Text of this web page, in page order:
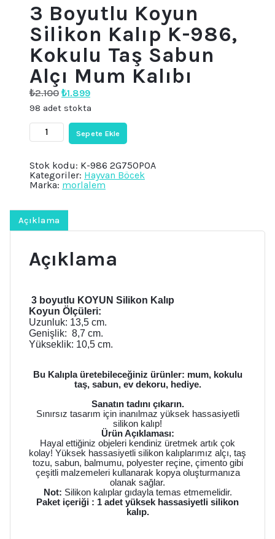
3 Boyutlu Koyun
Silikon Kalıp K-986,
Kokulu Taş Sabun
Alçı Mum Kalıbı
₺2.100 Orijinal
₺2.100.
₺1.899Şu
fiyat:
₺1.899.
98 adet stokta
3
Boyutlu
Kalıp
K-
986,
Sabun
Alçı
Mum
adet
Sepete Ekle
Stok kodu: K-986 2G750POA
Kategoriler: Hayvan Böcek
Marka: morlalem
Açıklama
Açıklama
3 boyutlu KOYUN Silikon Kalıp
Koyun Ölçüleri:
Uzunluk: 13,5 cm.
Genişlik: 8,7 cm.
Yükseklik: 10,5 cm.
Bu Kalıpla üretebileceğiniz ürünler: mum, kokulu
taş, sabun, ev dekoru, hediye.
Sanatın tadını çıkarın.
Sınırsız tasarım için inanılmaz yüksek hassasiyetli
silikon kalıp!
Ürün Açıklaması:
Hayal ettiğiniz objeleri kendiniz üretmek artık çok
kolay! Yüksek hassasiyetli silikon kalıplarımız alçı, taş
tozu, sabun, balmumu, polyester reçine, çimento gibi
çeşitli malzemeleri kullanarak kopya oluşturmanıza
olanak sağlar.
Not: Silikon kalıplar gıdayla temas etmemelidir.
Paket içeriği : 1 adet yüksek hassasiyetli silikon
kalıp.